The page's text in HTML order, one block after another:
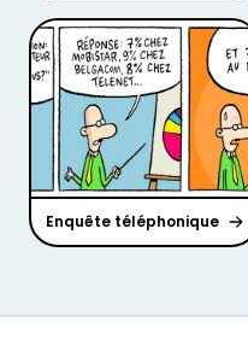
Enquête téléphonique